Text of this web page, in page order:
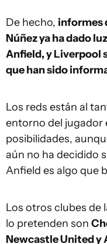
De hecho, informes
Núñez ya ha dado
Anfield, y Liverpool
que han sido
Los reds están al
entorno del jugador
posibilidades,
aún no ha decidido
Anfield es algo que
Los otros clubes de
lo pretenden son
Newcastle United y